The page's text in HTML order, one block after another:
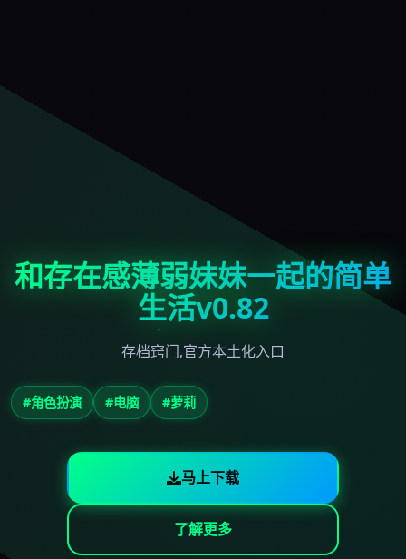
和存在感薄弱妹妹一起的简单
生活v0.82
存档窍门,官方本土化入口
#角色扮演 #电脑 #萝莉
马上下载
了解更多